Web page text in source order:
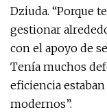
Dziuda. “Porque
gestionar
con el apoyo de
Tenía muchos
eficiencia
modernos”.